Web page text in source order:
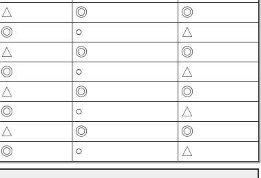
△ ◎
◎
◎ ○
△
△ ◎
◎
◎ ○
△
△ ◎
◎
◎ ○
△
△ ◎
◎
◎ ○ △